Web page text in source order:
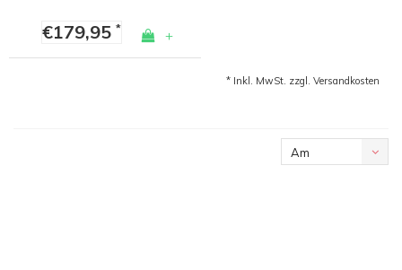
€179,95* +
* Inkl. MwSt. zzgl. Versandkosten
Am